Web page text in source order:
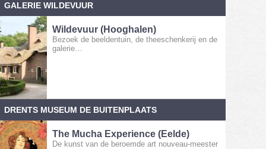
GALERIE WILDEVUUR
Wildevuur (Hooghalen)
Bezoek de beeldentuin, de theeschenkerij en de
galerie…
DRENTS MUSEUM DE BUITENPLAATS
The Mucha Experience (Eelde)
De kunst van de beroemde art nouveau-meester